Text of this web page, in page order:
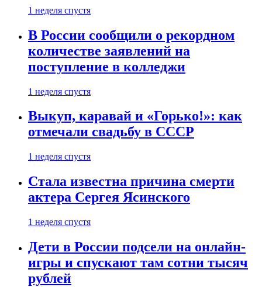
1 неделя спустя
В России сообщили о рекордном
количестве заявлений на
поступление в колледжи
1 неделя спустя
Выкуп, каравай и «Горько!»: как
отмечали свадьбу в СССР
1 неделя спустя
Стала известна причина смерти
актера Сергея Ясинского
1 неделя спустя
Дети в России подсели на онлайн-
игры и спускают там сотни тысяч
рублей